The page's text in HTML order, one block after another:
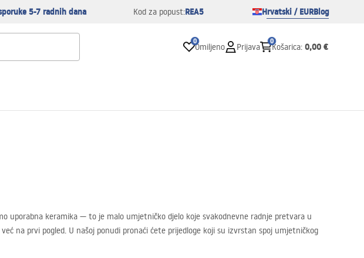
5-7 radnih dana Kod za popust:REA5 Hrvatski / EURBlog
0
Omiljeno Prijava
0
Košarica: 0,00 €
uporabna keramika — to je malo umjetničko djelo koje svakodnevne radnje pretvara u
na prvi pogled. U našoj ponudi pronaći ćete prijedloge koji su izvrstan spoj umjetničkog